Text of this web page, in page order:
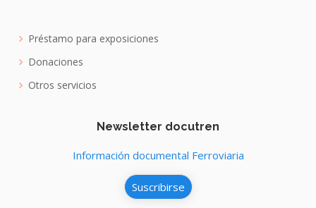
Préstamo para exposiciones
Donaciones
Otros servicios
Newsletter docutren
Información documental Ferroviaria
Suscribirse